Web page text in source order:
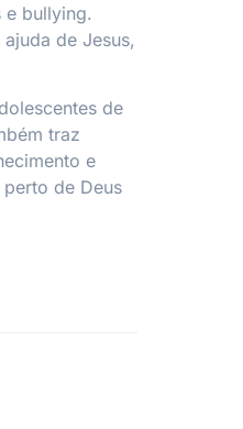
bullying.
de Jesus,
de
traz
e
de Deus